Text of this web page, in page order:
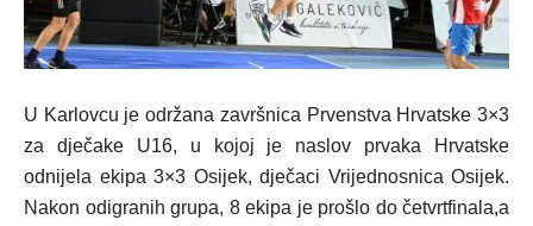
U Karlovcu je održana završnica Prvenstva Hrvatske 3×3
za dječake U16, u kojoj je naslov prvaka Hrvatske
odnijela ekipa 3×3 Osijek, dječaci Vrijednosnica Osijek.
Nakon odigranih grupa, 8 ekipa je prošlo do četvrtfinala,a